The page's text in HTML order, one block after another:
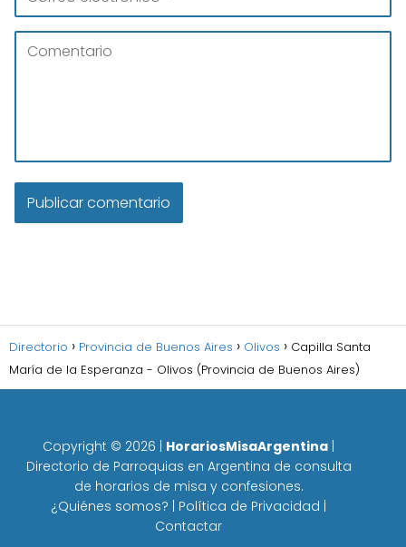
Directorio Provincia de Buenos Aires Olivos
Capilla Santa
María de la Esperanza - Olivos (Provincia de Buenos Aires)
Copyright © 2026 HorariosMisaArgentina
Directorio de Parroquias en Argentina de consulta
de horarios de misa y confesiones.
¿Quiénes somos?
Política de Privacidad
Contactar